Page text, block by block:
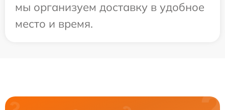
мы организуем доставку в удобное
место и время.